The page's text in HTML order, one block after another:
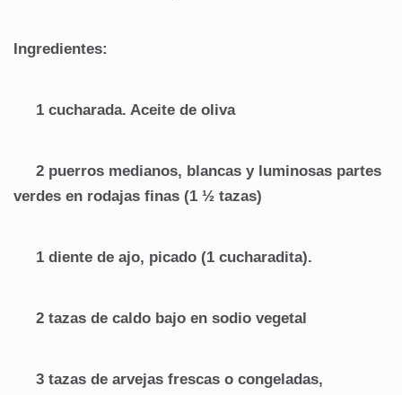
Ingredientes:
1 cucharada. Aceite de oliva
2 puerros medianos, blancas y luminosas partes
verdes en rodajas finas (1 ½ tazas)
1 diente de ajo, picado (1 cucharadita).
2 tazas de caldo bajo en sodio vegetal
3 tazas de arvejas frescas o congeladas,